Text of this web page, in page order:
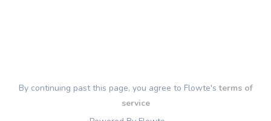
By continuing past this page, you agree to Flowte'sterms of
service